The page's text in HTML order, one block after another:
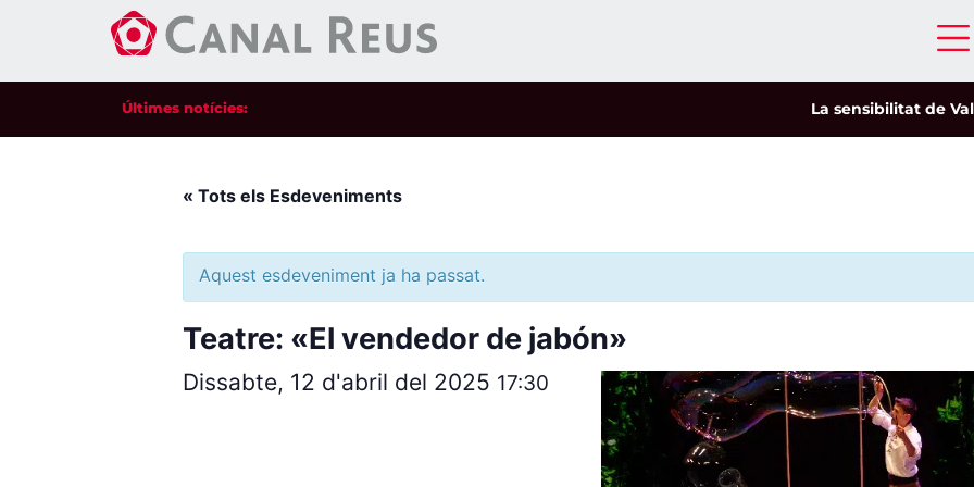
Últimes notícies: La sensibilitat de
« Tots els Esdeveniments
Aquest esdeveniment ja ha passat.
Teatre: «El vendedor de jabón»
Dissabte, 12 d'abril del 2025 17:30